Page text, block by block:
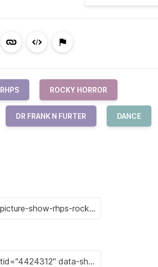
RHPS ROCKY HORROR
DR FRANK N FURTER DANCE